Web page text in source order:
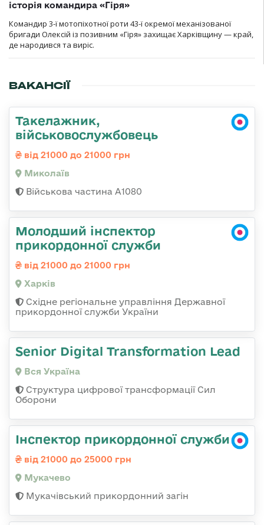
історія командира «Гіря»
Командир 3-ї мотопіхотної роти 43-ї окремої механізованої
бригади Олексій із позивним «Гіря» захищає Харківщину — край,
де народився та виріс.
ВАКАНСІЇ
Такелажник,
військовослужбовець
від 21000 до 21000 грн
Миколаїв
Військова частина А1080
Молодший інспектор
прикордонної служби
від 21000 до 21000 грн
Харків
Східне регіональне управління Державної
прикордонної служби України
Senior Digital Transformation Lead
Вся Україна
Структура цифрової трансформації Сил
Оборони
Інспектор прикордонної служби
від 21000 до 25000 грн
Мукачево
Мукачівський прикордонний загін